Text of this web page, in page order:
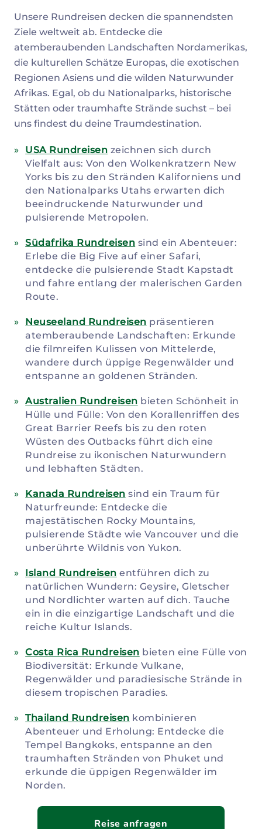
Unsere Rundreisen decken die spannendsten
Ziele weltweit ab. Entdecke die
atemberaubenden Landschaften Nordamerikas,
die kulturellen Schätze Europas, die exotischen
Regionen Asiens und die wilden Naturwunder
Afrikas. Egal, ob du Nationalparks, historische
Stätten oder traumhafte Strände suchst – bei
uns findest du deine Traumdestination.
USA Rundreisen zeichnen sich durch
Vielfalt aus: Von den Wolkenkratzern New
Yorks bis zu den Stränden Kaliforniens und
den Nationalparks Utahs erwarten dich
beeindruckende Naturwunder und
pulsierende Metropolen.
Südafrika Rundreisen sind ein Abenteuer:
Erlebe die Big Five auf einer Safari,
entdecke die pulsierende Stadt Kapstadt
und fahre entlang der malerischen Garden
Route.
Neuseeland Rundreisen präsentieren
atemberaubende Landschaften: Erkunde
die filmreifen Kulissen von Mittelerde,
wandere durch üppige Regenwälder und
entspanne an goldenen Stränden.
Australien Rundreisen bieten Schönheit in
Hülle und Fülle: Von den Korallenriffen des
Great Barrier Reefs bis zu den roten
Wüsten des Outbacks führt dich eine
Rundreise zu ikonischen Naturwundern
und lebhaften Städten.
Kanada Rundreisen sind ein Traum für
Naturfreunde: Entdecke die
majestätischen Rocky Mountains,
pulsierende Städte wie Vancouver und die
unberührte Wildnis von Yukon.
Island Rundreisen entführen dich zu
natürlichen Wundern: Geysire, Gletscher
und Nordlichter warten auf dich. Tauche
ein in die einzigartige Landschaft und die
reiche Kultur Islands.
Costa Rica Rundreisen bieten eine Fülle von
Biodiversität: Erkunde Vulkane,
Regenwälder und paradiesische Strände in
diesem tropischen Paradies.
Thailand Rundreisen kombinieren
Abenteuer und Erholung: Entdecke die
Tempel Bangkoks, entspanne an den
traumhaften Stränden von Phuket und
erkunde die üppigen Regenwälder im
Norden.
Reise anfragen